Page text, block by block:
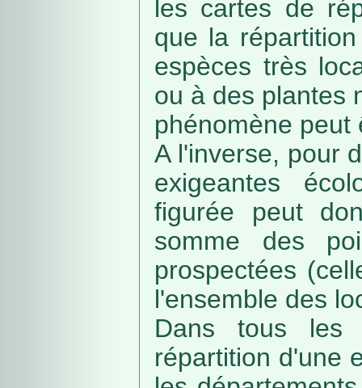
les cartes de
que la
espèces très
ou à des plantes
phénomène peut
A l'inverse, pour
exigeantes
figurée peut
somme des
prospectées
l'ensemble des
Dans tous les
répartition d'une